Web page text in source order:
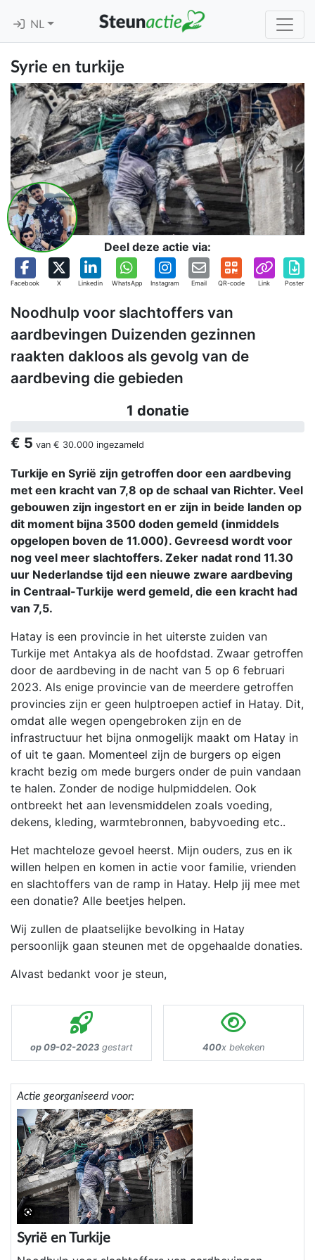
NL
Syrie en turkije
Deel deze actie via:
Facebook X Linkedin WhatsApp Instagram Email QR-code Link Poster
Noodhulp voor slachtoffers van
aardbevingen Duizenden gezinnen
raakten dakloos als gevolg van de
aardbeving die gebieden
1 donatie
€ 5 van € 30.000 ingezameld
Turkije en Syrië zijn getroffen door een aardbeving
met een kracht van 7,8 op de schaal van Richter. Veel
gebouwen zijn ingestort en er zijn in beide landen op
dit moment bijna 3500 doden gemeld (inmiddels
opgelopen boven de 11.000). Gevreesd wordt voor
nog veel meer slachtoffers. Zeker nadat rond 11.30
uur Nederlandse tijd een nieuwe zware aardbeving
in Centraal-Turkije werd gemeld, die een kracht had
van 7,5.
Hatay is een provincie in het uiterste zuiden van
Turkije met Antakya als de hoofdstad. Zwaar getroffen
door de aardbeving in de nacht van 5 op 6 februari
2023. Als enige provincie van de meerdere getroffen
provincies zijn er geen hulptroepen actief in Hatay. Dit,
omdat alle wegen opengebroken zijn en de
infrastructuur het bijna onmogelijk maakt om Hatay in
of uit te gaan. Momenteel zijn de burgers op eigen
kracht bezig om mede burgers onder de puin vandaan
te halen. Zonder de nodige hulpmiddelen. Ook
ontbreekt het aan levensmiddelen zoals voeding,
dekens, kleding, warmtebronnen, babyvoeding etc..
Het machteloze gevoel heerst. Mijn ouders, zus en ik
willen helpen en komen in actie voor familie, vrienden
en slachtoffers van de ramp in Hatay. Help jij mee met
een donatie? Alle beetjes helpen.
Wij zullen de plaatselijke bevolking in Hatay
persoonlijk gaan steunen met de opgehaalde donaties.
Alvast bedankt voor je steun,
op 09-02-2023 gestart 400x bekeken
Actie georganiseerd voor:
Syrië en Turkije